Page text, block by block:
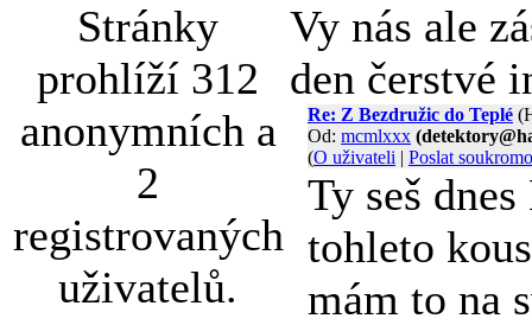
Stránky
prohlíží 312
anonymních a
2
registrovaných
uživatelů.
Vy nás ale
den čerstvé
Re: Z Bezdružic do Teplé
Od: mcmlxxx
(O uživateli | Poslat
Ty seš
tohleto
mám to na